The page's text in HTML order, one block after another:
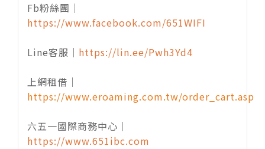
Fb粉絲團｜
https://www.facebook.com/651WIFI
Line客服｜ https://lin.ee/Pwh3Yd4
上網租借｜
https://www.eroaming.com.tw/order_cart.asp
六五一國際商務中心｜
https://www.651ibc.com